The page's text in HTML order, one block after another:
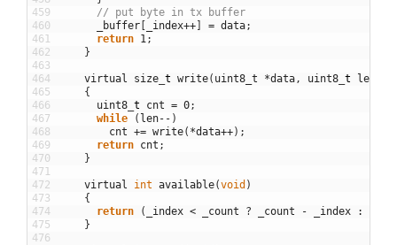
459
460
461
462
463
464
465
466
467
468
469
470
471
472
473
474
475
476
// put byte in tx buffer
_buffer
_index++ = data;
return 1;
}
virtual size t write( uint8_t *data, uint8 t len
{
uint8 t cnt = 0;
while
( len-- )
cnt += write( *data++) ;
return cnt ;
}
virtual int available(void )
{
return
( _index < _count ? _count - _index :
}